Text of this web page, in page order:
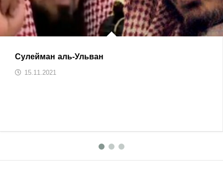
Сулейман аль-Ульван
15.11.2021